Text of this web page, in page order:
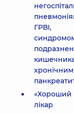
ГРВІ,
«Хороший
лікар